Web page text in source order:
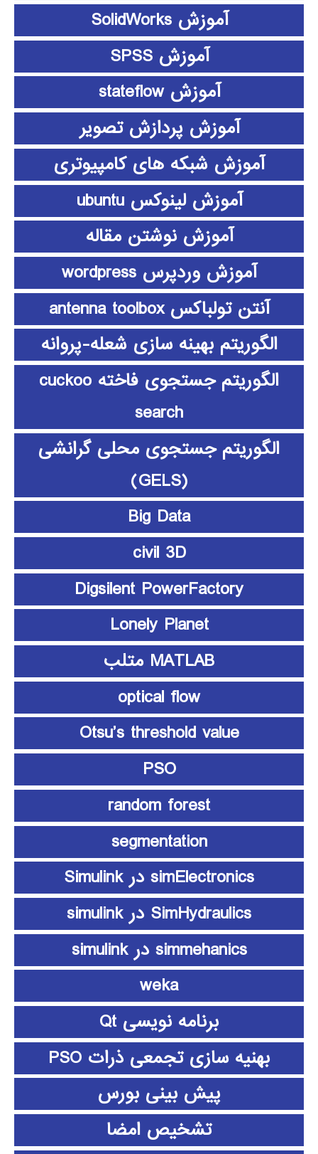
آموزش SolidWorks
آموزش SPSS
آموزش stateflow
آموزش پردازش تصویر
آموزش شبکه های کامپیوتری
آموزش لینوکس ubuntu
آموزش نوشتن مقاله
آموزش وردپرس wordpress
آنتن تولباکس antenna toolbox
الگوریتم بهینه سازی شعله-پروانه
الگوریتم جستجوی فاخته cuckoo
search
الگوریتم جستجوی محلی گرانشی
(GELS)
Big Data
civil 3D
Digsilent PowerFactory
Lonely Planet
MATLAB متلب
optical flow
Otsu’s threshold value
PSO
random forest
segmentation
simElectronics در Simulink
SimHydraulics در simulink
simmehanics در simulink
weka
برنامه نویسی Qt
بهنیه سازی تجمعی ذرات PSO
پیش بینی بورس
تشخیص امضا